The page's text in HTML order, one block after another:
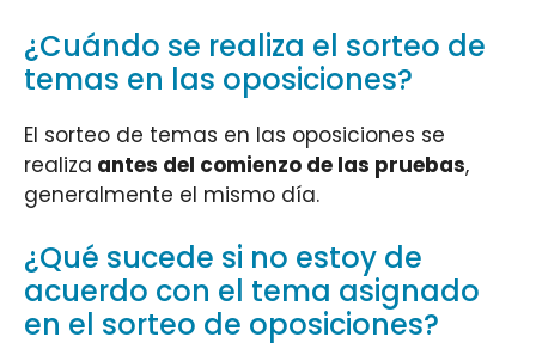
¿Cuándo se realiza el sorteo de
temas en las oposiciones?
El sorteo de temas en las oposiciones se
realiza antes del comienzo de las pruebas,
generalmente el mismo día.
¿Qué sucede si no estoy de
acuerdo con el tema asignado
en el sorteo de oposiciones?